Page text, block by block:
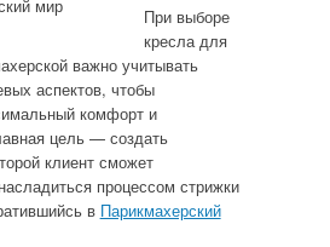
При выборе
кресла для
важно учитывать
аспектов, чтобы
комфорт и
цель — создать
клиент сможет
процессом стрижки
в Парикмахерский